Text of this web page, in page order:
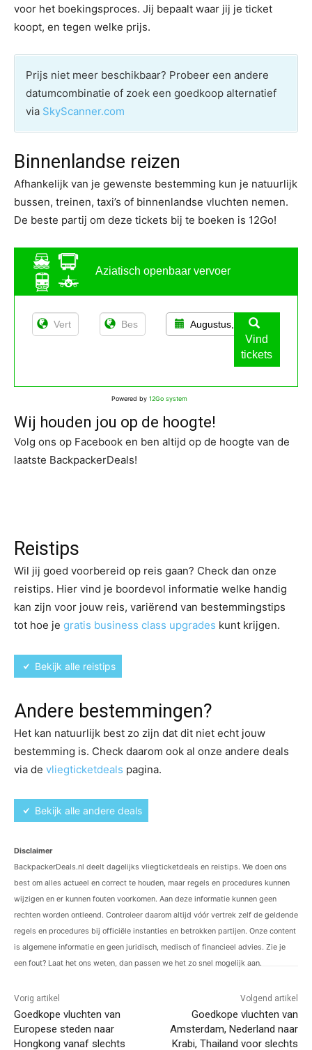
voor het boekingsproces. Jij bepaalt waar jij je ticket
koopt, en tegen welke prijs.
Prijs niet meer beschikbaar? Probeer een andere
datumcombinatie of zoek een goedkoop alternatief
via SkyScanner.com
Binnenlandse reizen
Afhankelijk van je gewenste bestemming kun je natuurlijk
bussen, treinen, taxi’s of binnenlandse vluchten nemen.
De beste partij om deze tickets bij te boeken is 12Go!
Aziatisch openbaar vervoer
Augustus, 13
Vind
tickets
Powered by 12Go system
Wij houden jou op de hoogte!
Volg ons op Facebook en ben altijd op de hoogte van de
laatste BackpackerDeals!
Reistips
Wil jij goed voorbereid op reis gaan? Check dan onze
reistips. Hier vind je boordevol informatie welke handig
kan zijn voor jouw reis, variërend van bestemmingstips
tot hoe je gratis business class upgrades kunt krijgen.
Bekijk alle reistips
Andere bestemmingen?
Het kan natuurlijk best zo zijn dat dit niet echt jouw
bestemming is. Check daarom ook al onze andere deals
via de vliegticketdeals pagina.
Bekijk alle andere deals
Disclaimer
BackpackerDeals.nl deelt dagelijks vliegticketdeals en reistips. We doen ons
best om alles actueel en correct te houden, maar regels en procedures kunnen
wijzigen en er kunnen fouten voorkomen. Aan deze informatie kunnen geen
rechten worden ontleend. Controleer daarom altijd vóór vertrek zelf de geldende
regels en procedures bij officiële instanties en betrokken partijen. Onze content
is algemene informatie en geen juridisch, medisch of financieel advies. Zie je
een fout? Laat het ons weten, dan passen we het zo snel mogelijk aan.
Vorig artikel
Goedkope vluchten van
Europese steden naar
Hongkong vanaf slechts
Volgend artikel
Goedkope vluchten van
Amsterdam, Nederland naar
Krabi, Thailand voor slechts